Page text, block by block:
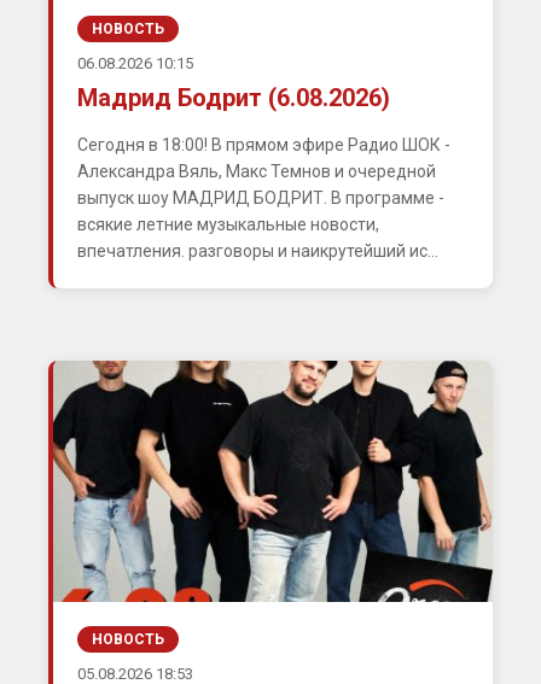
НОВОСТЬ
06.08.2026 10:15
Мадрид Бодрит (6.08.2026)
Сегодня в 18:00! В прямом эфире Радио ШОК -
Александра Вяль, Макс Темнов и очередной
выпуск шоу МАДРИД БОДРИТ. В программе -
всякие летние музыкальные новости,
впечатления. разговоры и наикрутейший ис...
НОВОСТЬ
05.08.2026 18:53